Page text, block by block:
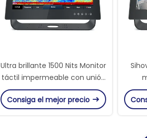
Ultra brillante 1500 Nits Monitor
táctil impermeable con unión
óptica anti-brillo y
certificación IP67
Consiga el mejor precio